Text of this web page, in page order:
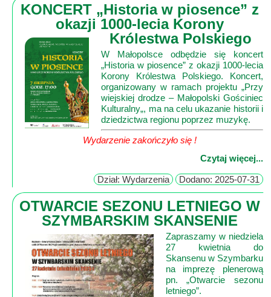
Okolica
Mapa
Beskid
Pogórze
wydarzeń...
Mapa
filmami
KONCERT „Historia w piosence” z
okazji 1000-lecia Korony
Królestwa Polskiego
W Małopolsce odbędzie się koncert
„Historia w piosence” z okazji 1000-lecia
Korony Królestwa Polskiego. Koncert,
organizowany w ramach projektu „Przy
wiejskiej drodze – Małopolski Gościniec
Kulturalny„, ma na celu ukazanie historii i
dziedzictwa regionu poprzez muzykę.
Wydarzenie zakończyło się !
Czytaj więcej...
Dział: Wydarzenia Dodano: 2025-07-31
OTWARCIE SEZONU LETNIEGO W
SZYMBARSKIM SKANSENIE
Zapraszamy w niedziela
27 kwietnia do
Skansenu w Szymbarku
na imprezę plenerową
pn. „Otwarcie sezonu
letniego”.